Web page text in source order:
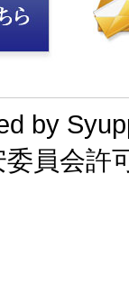
by
委員会許